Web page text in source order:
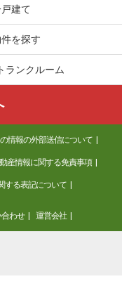
建て
を探す
ランクルーム
情報の外部送信について
産情報に関する免責事項
する表記について
わせ 運営会社